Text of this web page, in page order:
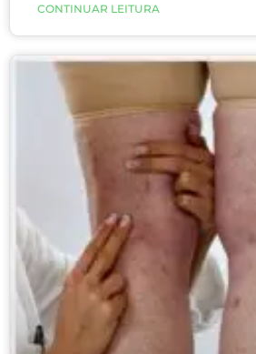
esquerda para o coração,
varizes na perna esquerda. Em
pode causar, inclusive, trombose.
CONTINUAR LEITURA